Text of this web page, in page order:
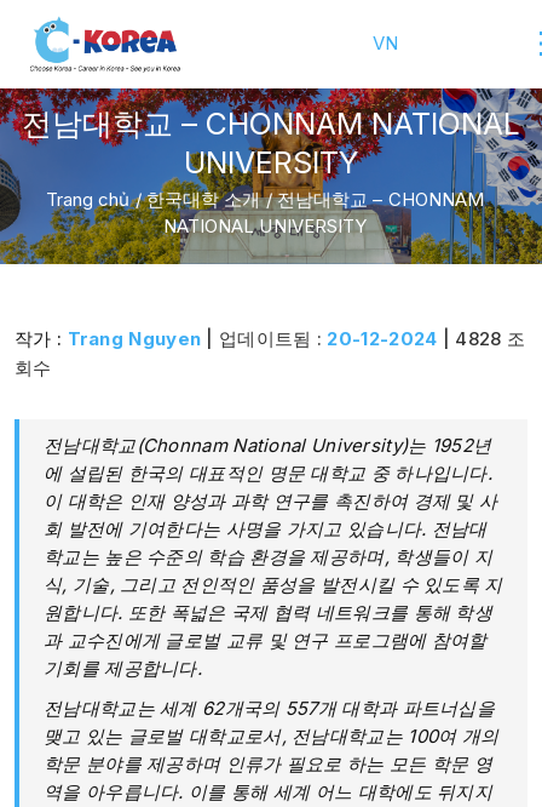
VN
전남대학교 – CHONNAM NATIONAL
UNIVERSITY
Trang chủ/한국대학 소개/전남대학교 – CHONNAM
NATIONAL UNIVERSITY
작가 : Trang Nguyen | 업데이트됨 : 20-12-2024 | 4828 조
회수
전남대학교(Chonnam National University)는 1952년
에 설립된 한국의 대표적인 명문 대학교 중 하나입니다.
이 대학은 인재 양성과 과학 연구를 촉진하여 경제 및 사
회 발전에 기여한다는 사명을 가지고 있습니다. 전남대
학교는 높은 수준의 학습 환경을 제공하며, 학생들이 지
식, 기술, 그리고 전인적인 품성을 발전시킬 수 있도록 지
원합니다. 또한 폭넓은 국제 협력 네트워크를 통해 학생
과 교수진에게 글로벌 교류 및 연구 프로그램에 참여할
기회를 제공합니다.
전남대학교는 세계 62개국의 557개 대학과 파트너십을
맺고 있는 글로벌 대학교로서, 전남대학교는 100여 개의
학문 분야를 제공하며 인류가 필요로 하는 모든 학문 영
역을 아우릅니다. 이를 통해 세계 어느 대학에도 뒤지지